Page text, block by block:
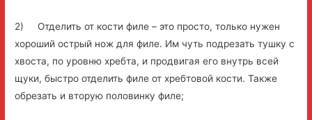
2) Отделить от кости филе – это просто, только нужен
хороший острый нож для филе. Им чуть подрезать тушку с
хвоста, по уровню хребта, и продвигая его внутрь всей
щуки, быстро отделить филе от хребтовой кости. Также
обрезать и вторую половинку филе;